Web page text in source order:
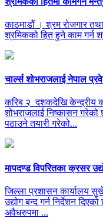
काठमाडौं । श्रम रोजगार
श्रमिकको हित हुने काम गर्न
चार्ल्स शोभराजलाई नेपाल
करिब २ दशकदेखि केन्द्रीय
शोभराजलाई निष्कासन
पठाउने तयारी गरेको...
मापदण्ड विपरितका क्रसर
जिल्ला प्रशासन कार्यालय
उद्योग बन्द गर्न निर्देशन
अवैधरुपमा ...